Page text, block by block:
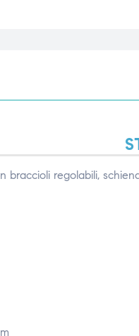
braccioli regolabili,